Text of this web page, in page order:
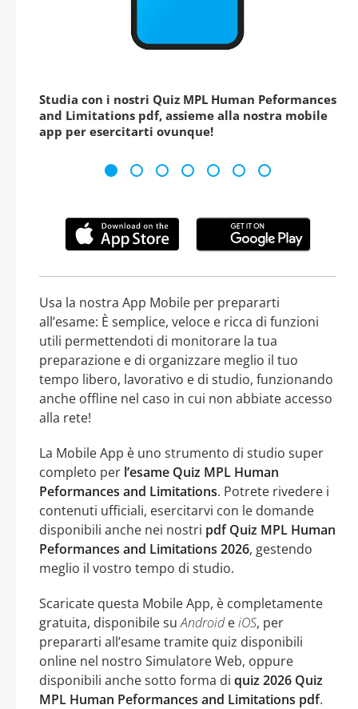
Studia con i nostri Quiz MPL Human Peformances
and Limitations pdf, assieme alla nostra mobile
app per esercitarti ovunque!
Usa la nostra App Mobile per prepararti
all’esame: È semplice, veloce e ricca di funzioni
utili permettendoti di monitorare la tua
preparazione e di organizzare meglio il tuo
tempo libero, lavorativo e di studio, funzionando
anche offline nel caso in cui non abbiate accesso
alla rete!
La Mobile App è uno strumento di studio super
completo per l’esame Quiz MPL Human
Peformances and Limitations. Potrete rivedere i
contenuti ufficiali, esercitarvi con le domande
disponibili anche nei nostri pdf Quiz MPL Human
Peformances and Limitations 2026, gestendo
meglio il vostro tempo di studio.
Scaricate questa Mobile App, è completamente
gratuita, disponibile suAndroideiOS, per
prepararti all’esame tramite quiz disponibili
online nel nostro Simulatore Web, oppure
disponibili anche sotto forma di quiz 2026 Quiz
MPL Human Peformances and Limitations pdf.